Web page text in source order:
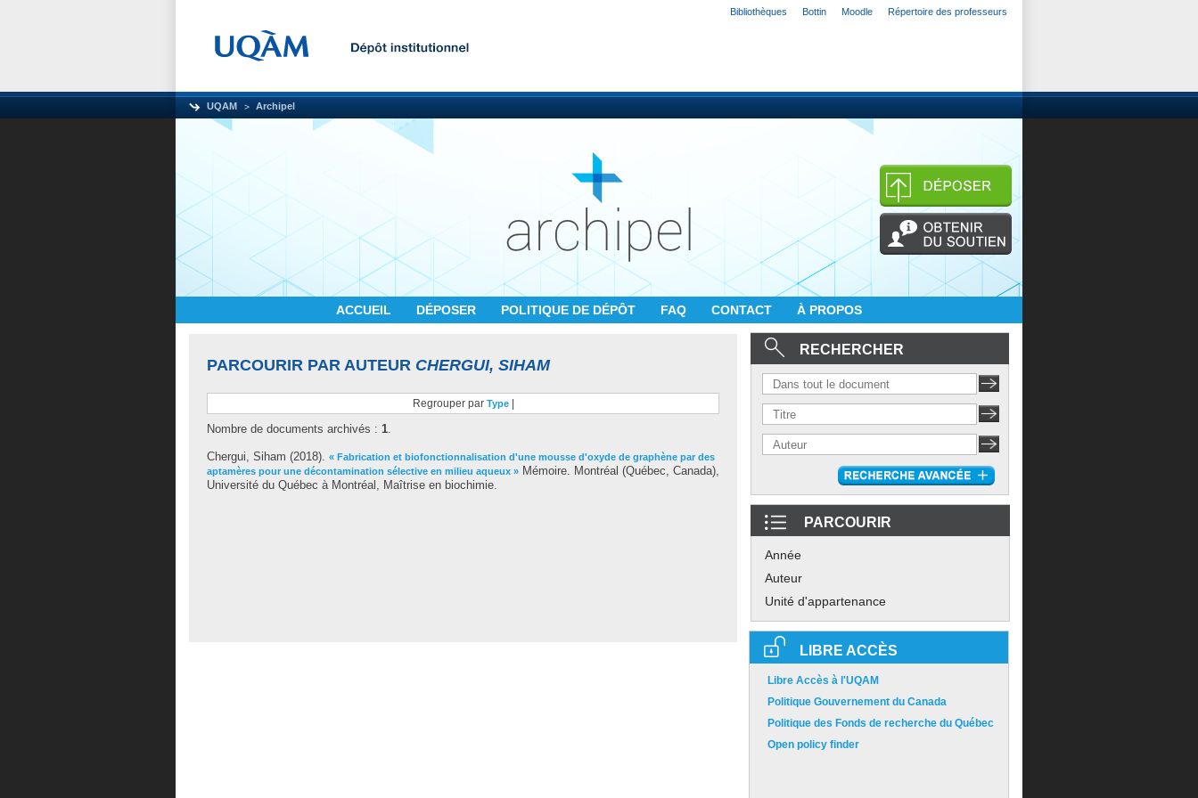
Bibliothèques Bottin Moodle Répertoire des professeurs
UQAM Archipel
ACCUEIL DÉPOSER POLITIQUE DE DÉPÔT FAQ CONTACT À PROPOS
PARCOURIR PAR AUTEUR CHERGUI, SIHAM
Regrouper par Type
Nombre de documents archivés : 1.
Chergui, Siham (2018). « Fabrication et biofonctionnalisation d'une mousse d'oxyde de graphène par des
aptamères pour une décontamination sélective en milieu aqueux » Mémoire. Montréal (Québec, Canada),
Université du Québec à Montréal, Maîtrise en biochimie.
RECHERCHER
PARCOURIR
Année
Auteur
Unité d'appartenance
LIBRE ACCÈS
Libre Accès à l'UQAM
Politique Gouvernement du Canada
Politique des Fonds de recherche du Québec
Open policy finder